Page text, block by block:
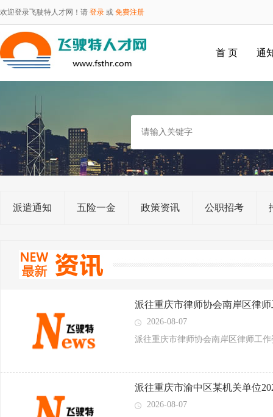
欢迎登录飞驶特人才网！请 登录 或 免费注册
首 页 通
派遣通知 五险一金 政策资讯 公职招考
派往重庆市律师协会南岸区律
2026-08-07
派往重庆市律师协会南岸区律师工
派往重庆市渝中区某机关单位
2026-08-07